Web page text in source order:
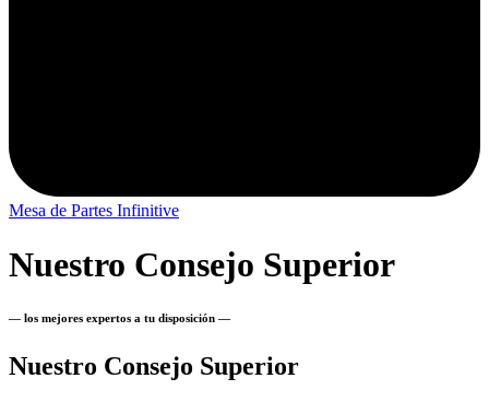
Mesa de Partes Infinitive
Nuestro Consejo Superior
— los mejores expertos a tu disposición —
Nuestro Consejo Superior